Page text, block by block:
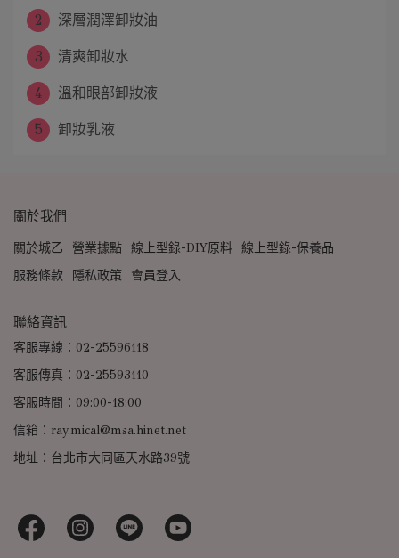
2 深層潤澤卸妝油
3 清爽卸妝水
4 溫和眼部卸妝液
5 卸妝乳液
關於我們
關於城乙 營業據點 線上型錄-DIY原料 線上型錄-保養品
服務條款
隱私政策 會員登入
聯絡資訊
客服專線：02-25596118
客服傳真：02-25593110
客服時間：09:00-18:00
信箱：ray.mical@msa.hinet.net
地址：台北市大同區天水路39號